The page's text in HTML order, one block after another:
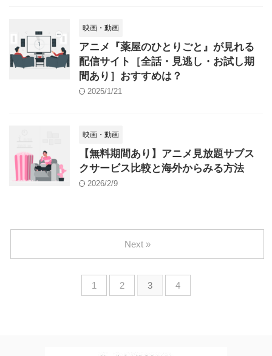
映画・動画
アニメ『薬屋のひとりごと』が見れる
配信サイト［全話・見逃し・お試し期
間あり］おすすめは？
2025/1/21
映画・動画
【無料期間あり】アニメ見放題サブス
クサービス比較と海外からみる方法
2026/2/9
1 2 3 4
Next »